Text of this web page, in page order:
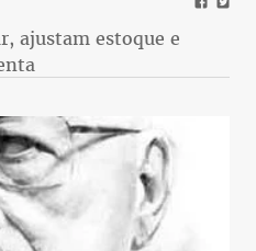
ajustam estoque e